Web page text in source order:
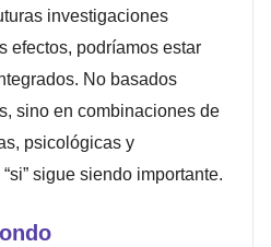
investigaciones
efectos, podríamos estar
No basados
sino en combinaciones de
psicológicas y
sigue siendo importante.